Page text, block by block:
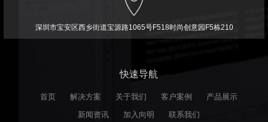
深圳市宝安区西乡街道宝源路1065号F518时尚创意园F5栋210
快速导航
首页 解决方案 关于我们 客户案例
产品展示
新闻资讯
加入向明 联系我们